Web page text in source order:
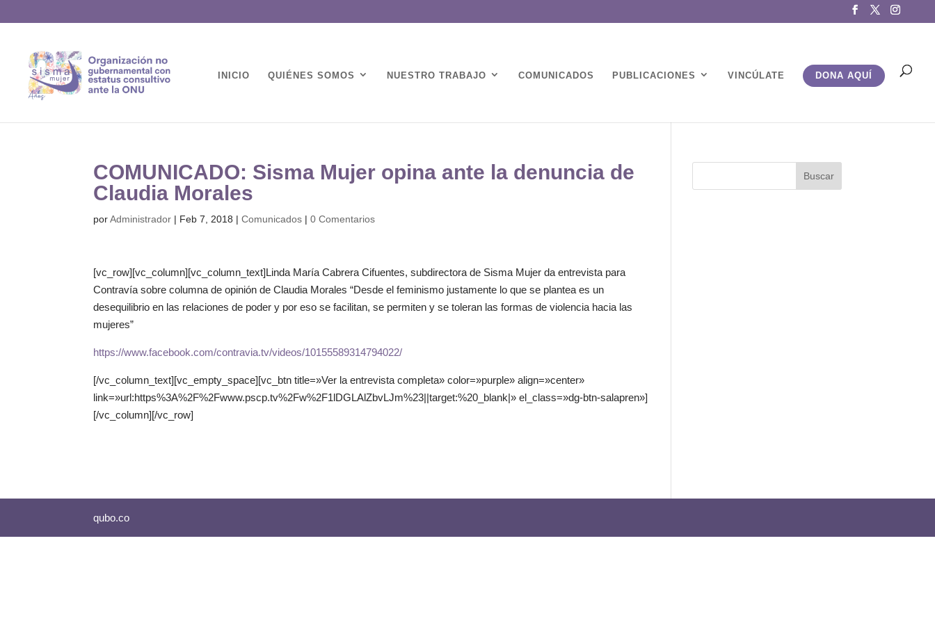
INICIO QUIÉNES SOMOS NUESTRO TRABAJO COMUNICADOS PUBLICACIONES VINCÚLATE DONA AQUÍ
COMUNICADO: Sisma Mujer opina ante la denuncia de
Claudia Morales
porAdministrador | Feb 7, 2018 |Comunicados |0 Comentarios
[vc_row][vc_column][vc_column_text]Linda María Cabrera Cifuentes, subdirectora de Sisma Mujer da entrevista para
Contravía sobre columna de opinión de Claudia Morales “Desde el feminismo justamente lo que se plantea es un
desequilibrio en las relaciones de poder y por eso se facilitan, se permiten y se toleran las formas de violencia hacia las
mujeres”
https://www.facebook.com/contravia.tv/videos/10155589314794022/
[/vc_column_text][vc_empty_space][vc_btn title=»Ver la entrevista completa» color=»purple» align=»center»
link=»url:https%3A%2F%2Fwww.pscp.tv%2Fw%2F1lDGLAlZbvLJm%23||target:%20_blank|» el_class=»dg-btn-salapren»]
[/vc_column][/vc_row]
qubo.co